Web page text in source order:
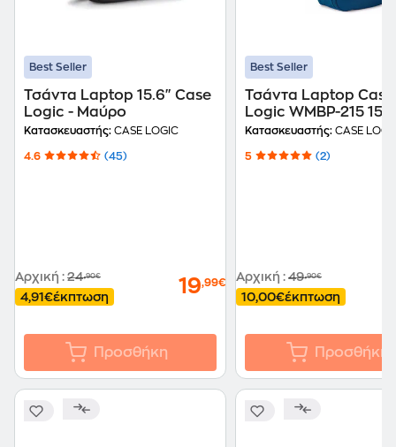
Best Seller
Τσάντα Laptop 15.6" Case
Logic - Μαύρο
Κατασκευαστής: CASE LOGIC
4.6 (45)
Αρχική : 24,90€
4,91€έκπτωση 19,99€
Προσθήκη
Best Seller
Τσάντα Laptop Case
Logic WMBP-215
Μπλε
Κατασκευαστής: CASE
5 (2)
Αρχική : 49,90€
10,00€έκπτωση
Προσθήκη